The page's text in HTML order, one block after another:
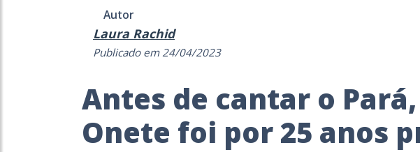
Autor
Laura Rachid
Publicado em 24/04/2023
Antes de cantar o
Onete foi por 25 anos